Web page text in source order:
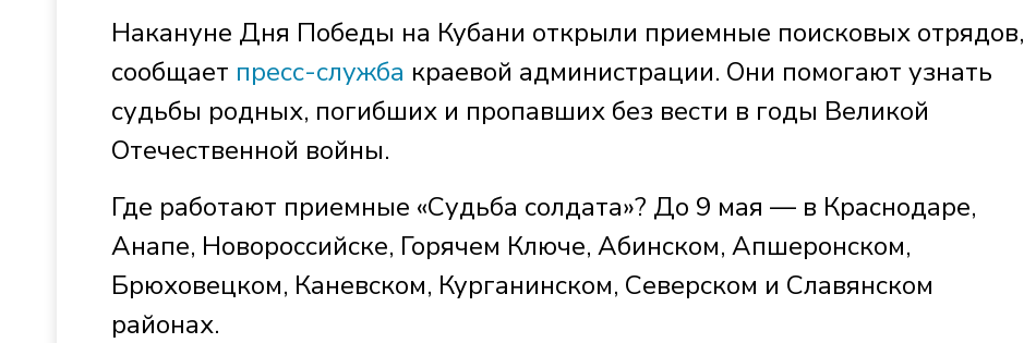
Накануне Дня Победы на Кубани открыли приемные поисковых отрядов,
сообщает пресс-служба краевой администрации. Они помогают узнать
судьбы родных, погибших и пропавших без вести в годы Великой
Отечественной войны.
Где работают приемные «Судьба солдата»? До 9 мая — в Краснодаре,
Анапе, Новороссийске, Горячем Ключе, Абинском, Апшеронском,
Брюховецком, Каневском, Курганинском, Северском и Славянском
районах.